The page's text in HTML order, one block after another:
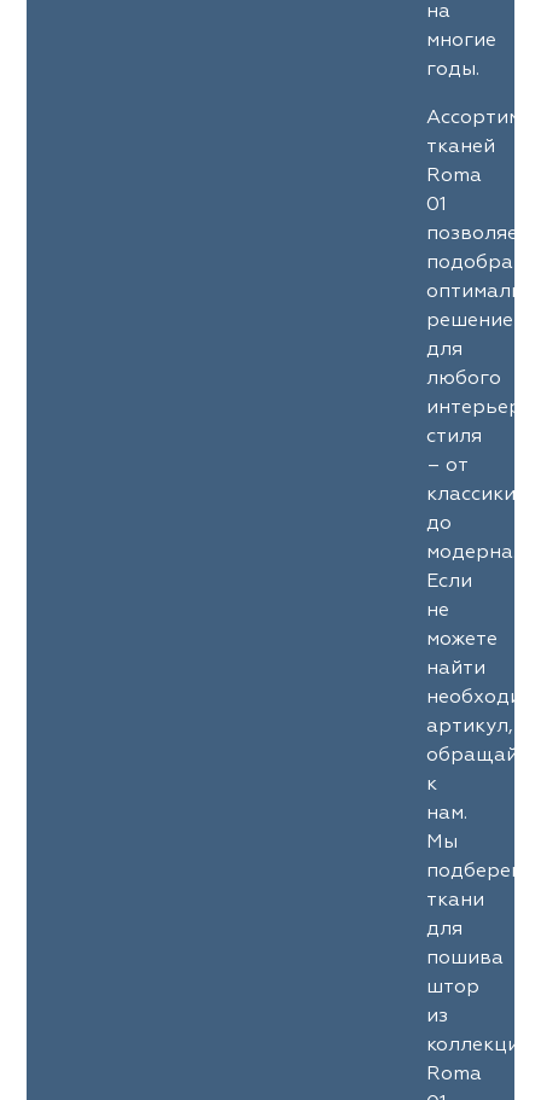
на
многие
годы.
тканей
Roma
01
позволяет
подобрать
решение
для
любого
стиля
– от
классики
до
модерна.
Если
не
можете
найти
артикул,
к
нам.
Мы
подберем
ткани
для
пошива
штор
из
Roma